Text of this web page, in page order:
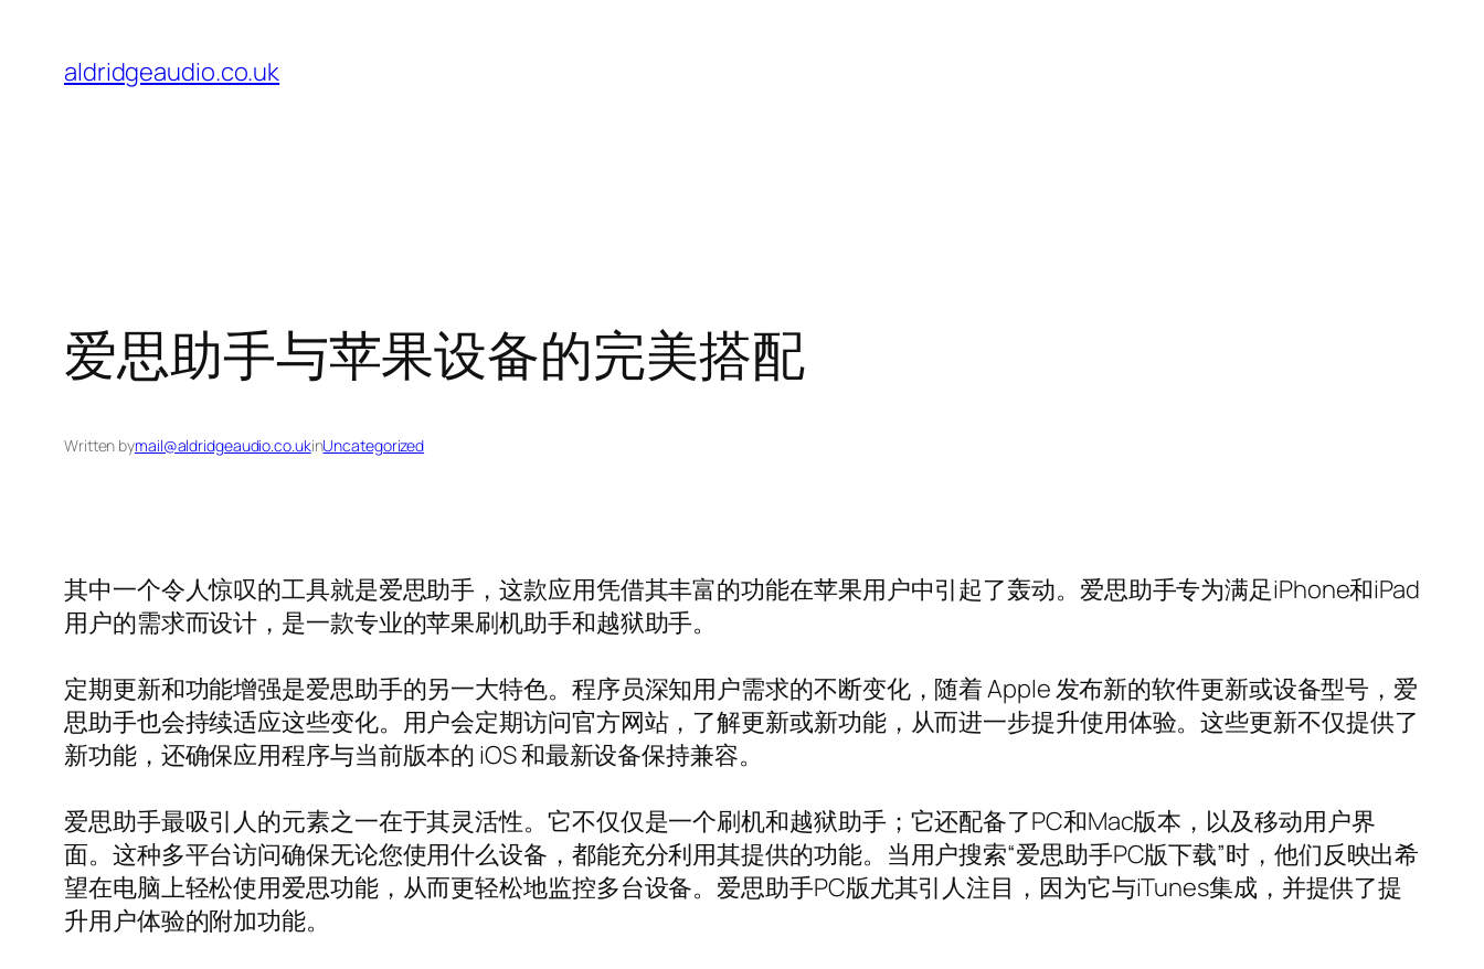
content
aldridgeaudio.co.uk
爱思助手与苹果设备的完美搭配
Written bymail@aldridgeaudio.co.ukinUncategorized
其中一个令人惊叹的工具就是爱思助手，这款应用凭借其丰富的功能在苹果用户中引起了轰动。爱思助手专为满足iPhone和iPad
用户的需求而设计，是一款专业的苹果刷机助手和越狱助手。
定期更新和功能增强是爱思助手的另一大特色。程序员深知用户需求的不断变化，随着 Apple 发布新的软件更新或设备型号，爱
思助手也会持续适应这些变化。用户会定期访问官方网站，了解更新或新功能，从而进一步提升使用体验。这些更新不仅提供了
新功能，还确保应用程序与当前版本的 iOS 和最新设备保持兼容。
爱思助手最吸引人的元素之一在于其灵活性。它不仅仅是一个刷机和越狱助手；它还配备了PC和Mac版本，以及移动用户界
面。这种多平台访问确保无论您使用什么设备，都能充分利用其提供的功能。当用户搜索“爱思助手PC版下载”时，他们反映出希
望在电脑上轻松使用爱思功能，从而更轻松地监控多台设备。爱思助手PC版尤其引人注目，因为它与iTunes集成，并提供了提
升用户体验的附加功能。